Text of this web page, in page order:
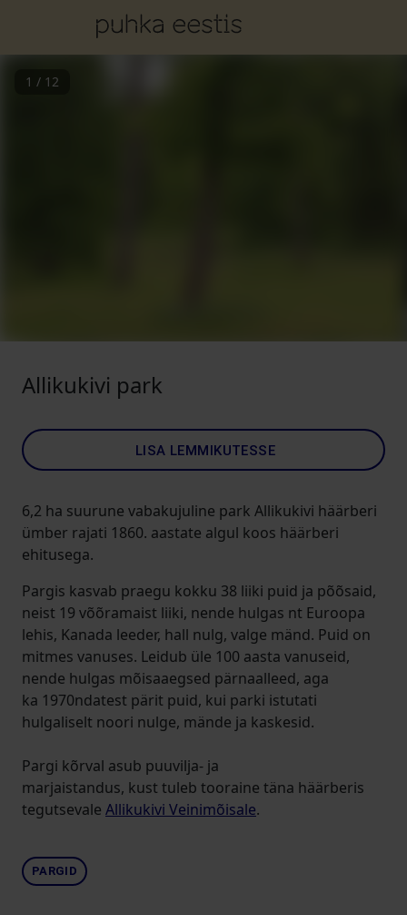
1 / 12
Allikukivi park
LISA LEMMIKUTESSE
6,2 ha suurune vabakujuline park Allikukivi häärberi
ümber rajati 1860. aastate algul koos häärberi
ehitusega.
Pargis kasvab praegu kokku 38 liiki puid ja põõsaid,
neist 19 võõramaist liiki, nende hulgas nt Euroopa
lehis, Kanada leeder, hall nulg, valge mänd. Puid on
mitmes vanuses. Leidub üle 100 aasta vanuseid,
nende hulgas mõisaaegsed pärnaalleed, aga
ka 1970ndatest pärit puid, kui parki istutati
hulgaliselt noori nulge, mände ja kaskesid.
Pargi kõrval asub puuvilja- ja
marjaistandus, kust tuleb tooraine täna häärberis
tegutsevale Allikukivi Veinimõisale.
PARGID